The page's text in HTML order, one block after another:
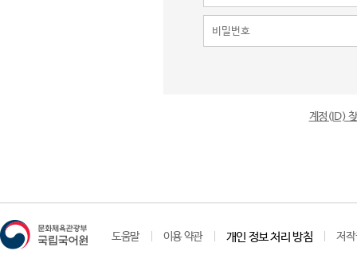
계정(ID)
도움말 이용 약관 개인 정보 처리 방침 저